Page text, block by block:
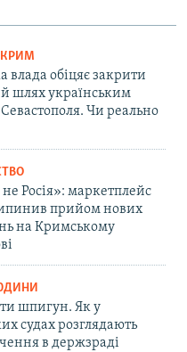
КРИМ
влада обіцяє закрити
шлях українським
Чи реально
Росія»: маркетплейс
прийом нових
на Кримському
шпигун. Як у
судах розглядають
в держзраді